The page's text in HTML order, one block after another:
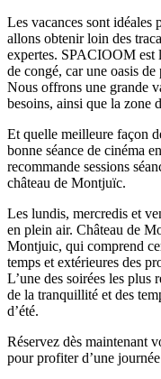
Les vacances sont idéales
allons obtenir loin des
expertes. SPACIOOM est
de congé, car une oasis
Nous offrons une grande
besoins, ainsi que la zone
Et quelle meilleure façon
bonne séance de cinéma
recommande sessions
château de Montjuïc.
Les lundis, mercredis et
en plein air. Château de
Montjuic, qui comprend
temps et extérieures des
L’une des soirées les plus
de la tranquillité et des
d’été.
Réservez dès maintenant
pour profiter d’une